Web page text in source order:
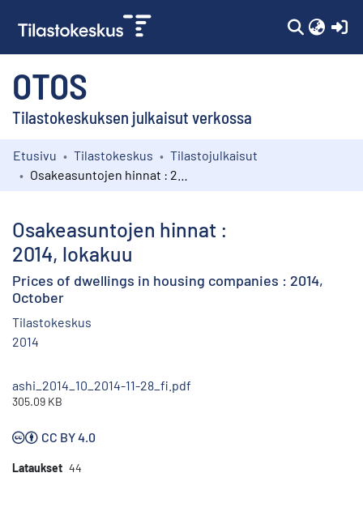
OTOS
Tilastokeskuksen julkaisut verkossa
Kokoelmat
Etusivu Tilastokeskus
Tilastojulkaisut
Osakeasuntojen hinnat :
2014, lokakuu
Prices of dwellings in housing companies : 2014,
October
Tilastokeskus
2014
ashi_2014_10_2014-11-28_fi.pdf
305.09 KB
CC BY 4.0
Lataukset 44